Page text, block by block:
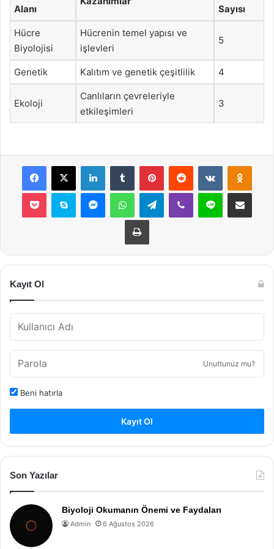
Alanı Sayısı
Hücre
Biyolojisi
Hücrenin temel yapısı ve
işlevleri
5
Genetik Kalıtım ve genetik çeşitlilik 4
Ekoloji
Canlıların çevreleriyle
etkileşimleri
3
Facebook
X LinkedInTumblr PinterestReddit VKontakte
Pocket Skype MessengerWhatsAppTelegramViber Line E-Posta ile
Yazdır
Kayıt Ol
Unuttunuz mu?
Beni hatırla
Kayıt Ol
Son Yazılar
Biyoloji Okumanın Önemi ve Faydaları
Admin 6 Ağustos 2026